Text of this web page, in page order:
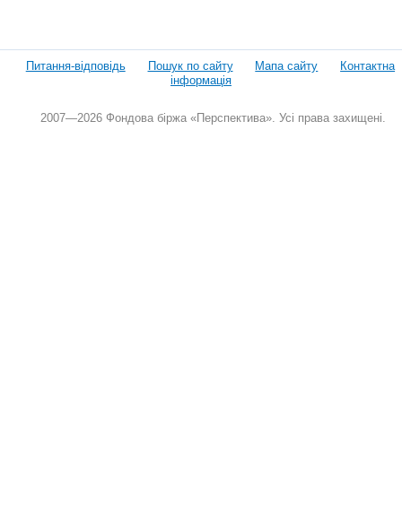
Питання-відповідь Пошук по сайту Мапа сайту
Контактна
інформація
2007—2026 Фондова біржа «Перспектива». Усі права захищені.